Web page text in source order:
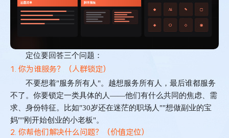
定位要回答三个问题：
1. 你为谁服务？（人群锁定）
不要想着"服务所有人 "。越想服务所有人，最后谁都服务
不了。你要锁定一类具体的人——他们有什么共同的焦虑、需
求、身份特征。比如"30岁还在迷茫的职场人 ""想做副业的宝
妈""刚开始创业的小老板"。
2. 你帮他们解决什么问题？（价值定位）